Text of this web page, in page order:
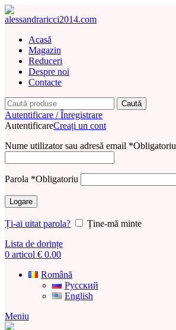
Acasă
Magazin
Reduceri
Despre noi
Contacte
Caută
Autentificare / Înregistrare
AutentificareCreați un cont
Nume utilizator sau adresă email *Obligatoriu
Parola *Obligatoriu
Logare
Ți-ai uitat parola?
Ține-mă minte
Lista de dorințe
0 articol € 0.00
Română
Русский
English
Meniu